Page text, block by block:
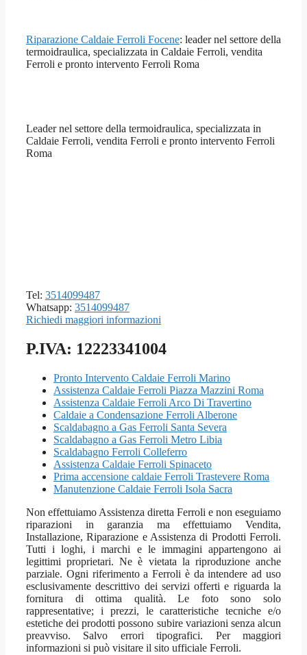
Riparazione Caldaie Ferroli Focene: leader nel settore della
termoidraulica, specializzata in Caldaie Ferroli, vendita
Ferroli e pronto intervento Ferroli Roma
Leader nel settore della termoidraulica, specializzata in
Caldaie Ferroli, vendita Ferroli e pronto intervento Ferroli
Roma
Tel: 3514099487
Whatsapp: 3514099487
Richiedi maggiori informazioni
P.IVA: 12223341004
Pronto Intervento Caldaie Ferroli Marino
Assistenza Caldaie Ferroli Piazza Mazzini Roma
Assistenza Caldaie Ferroli Arco Di Travertino
Caldaie a Condensazione Ferroli Alberone
Scaldabagno a Gas Ferroli Santa Severa
Scaldabagno a Gas Ferroli Metro Libia
Scaldabagno Ferroli Colleferro
Assistenza Caldaie Ferroli Spinaceto
Prima accensione caldaie Ferroli Trastevere Roma
Manutenzione Caldaie Ferroli Isola Sacra
Non effettuiamo Assistenza diretta Ferroli e non eseguiamo
riparazioni in garanzia ma effettuiamo Vendita,
Installazione, Riparazione e Assistenza di Prodotti Ferroli.
Tutti i loghi, i marchi e le immagini appartengono ai
legittimi proprietari. Ne è vietata la riproduzione anche
parziale. Ogni riferimento a Ferroli è da intendere ad uso
esclusivamente descrittivo dei servizi offerti e riguarda la
fornitura di ottima qualità. Le foto sono solo
rappresentative; i prezzi, le caratteristiche tecniche e/o
estetiche dei prodotti possono subire variazioni senza alcun
preavviso. Salvo errori tipografici. Per maggiori
informazioni si può visitare il sito ufficiale Ferroli.